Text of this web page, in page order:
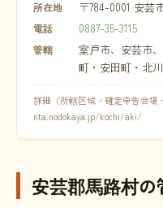
所在地 〒784-0001 安芸
電話 0887-35-3115
管轄
室戸市、安芸市
町・安田町・北
詳細（所轄区域・確定申告会場
nta.nodokaya.jp/kochi/aki/
安芸郡馬路村